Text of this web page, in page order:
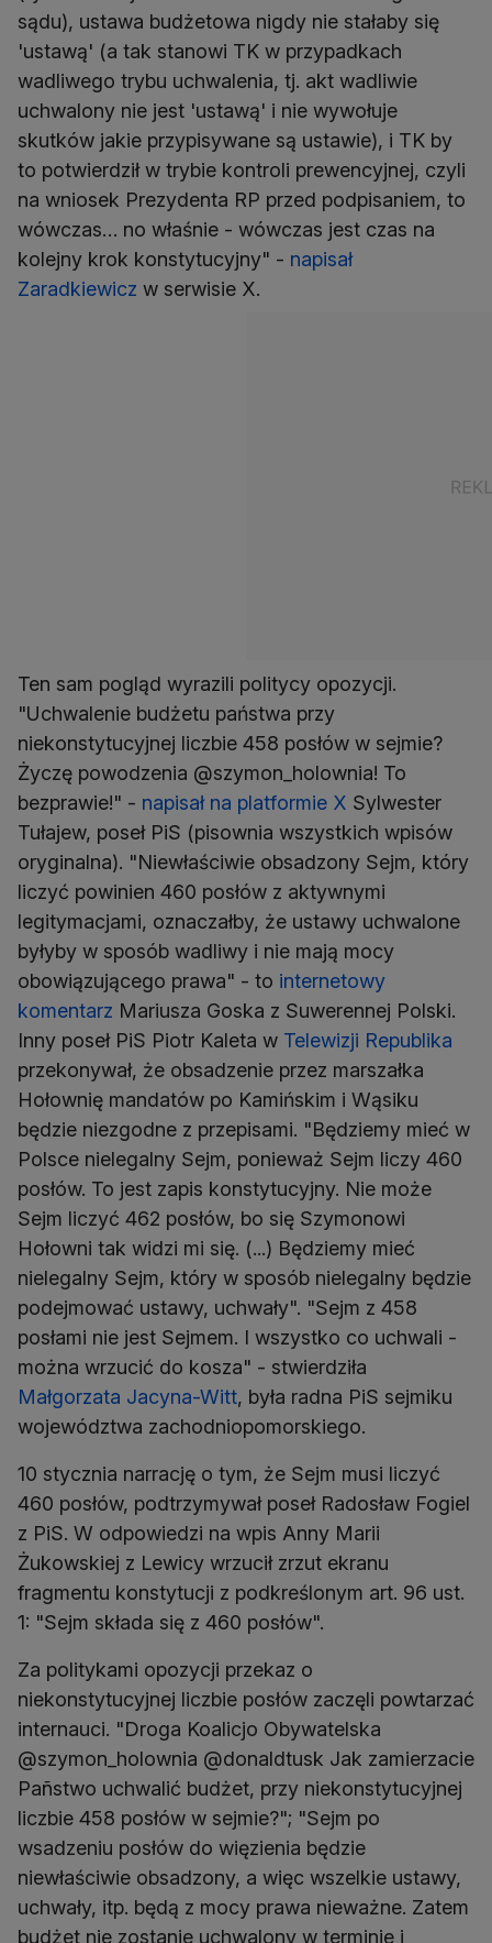
sądu), ustawa budżetowa nigdy nie stałaby się
'ustawą' (a tak stanowi TK w przypadkach
wadliwego trybu uchwalenia, tj. akt wadliwie
uchwalony nie jest 'ustawą' i nie wywołuje
skutków jakie przypisywane są ustawie), i TK by
to potwierdził w trybie kontroli prewencyjnej, czyli
na wniosek Prezydenta RP przed podpisaniem, to
wówczas… no właśnie - wówczas jest czas na
kolejny krok konstytucyjny" - napisał
Zaradkiewicz w serwisie X.
Ten sam pogląd wyrazili politycy opozycji.
"Uchwalenie budżetu państwa przy
niekonstytucyjnej liczbie 458 posłów w sejmie?
Życzę powodzenia @szymon_holownia! To
bezprawie!" - napisał na platformie X Sylwester
Tułajew, poseł PiS (pisownia wszystkich wpisów
oryginalna). "Niewłaściwie obsadzony Sejm, który
liczyć powinien 460 posłów z aktywnymi
legitymacjami, oznaczałby, że ustawy uchwalone
byłyby w sposób wadliwy i nie mają mocy
obowiązującego prawa" - to internetowy
komentarz Mariusza Goska z Suwerennej Polski.
Inny poseł PiS Piotr Kaleta w Telewizji Republika
przekonywał, że obsadzenie przez marszałka
Hołownię mandatów po Kamińskim i Wąsiku
będzie niezgodne z przepisami. "Będziemy mieć w
Polsce nielegalny Sejm, ponieważ Sejm liczy 460
posłów. To jest zapis konstytucyjny. Nie może
Sejm liczyć 462 posłów, bo się Szymonowi
Hołowni tak widzi mi się. (...) Będziemy mieć
nielegalny Sejm, który w sposób nielegalny będzie
podejmować ustawy, uchwały". "Sejm z 458
posłami nie jest Sejmem. I wszystko co uchwali -
można wrzucić do kosza" - stwierdziła
Małgorzata Jacyna-Witt, była radna PiS sejmiku
województwa zachodniopomorskiego.
10 stycznia narrację o tym, że Sejm musi liczyć
460 posłów, podtrzymywał poseł Radosław Fogiel
z PiS. W odpowiedzi na wpis Anny Marii
Żukowskiej z Lewicy wrzucił zrzut ekranu
fragmentu konstytucji z podkreślonym art. 96 ust.
1: "Sejm składa się z 460 posłów".
Za politykami opozycji przekaz o
niekonstytucyjnej liczbie posłów zaczęli powtarzać
internauci. "Droga Koalicjo Obywatelska
@szymon_holownia @donaldtusk Jak zamierzacie
Pañstwo uchwalić budżet, przy niekonstytucyjnej
liczbie 458 posłów w sejmie?"; "Sejm po
wsadzeniu posłów do więzienia będzie
niewłaściwie obsadzony, a więc wszelkie ustawy,
uchwały, itp. będą z mocy prawa nieważne. Zatem
budżet nie zostanie uchwalony w terminie i